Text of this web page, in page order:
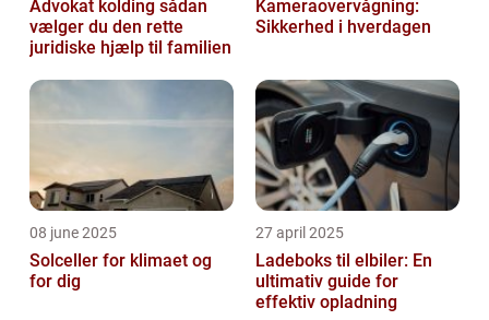
Advokat kolding sådan
vælger du den rette
juridiske hjælp til familien
Kameraovervågning:
Sikkerhed i hverdagen
08 june 2025
Solceller for klimaet og
for dig
27 april 2025
Ladeboks til elbiler: En
ultimativ guide for
effektiv opladning